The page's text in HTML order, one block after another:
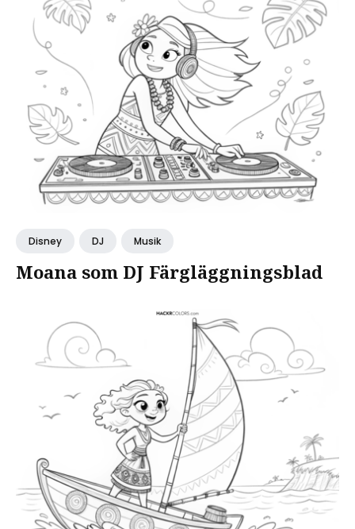
Disney DJ Musik
Moana som DJ Färgläggningsblad